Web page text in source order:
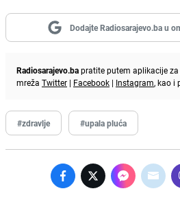
Dodajte Radiosarajevo.ba u
Radiosarajevo.bapratite putem aplikacije za
mreža Twitter | Facebook | Instagram, kao i
#zdravlje #upala pluća